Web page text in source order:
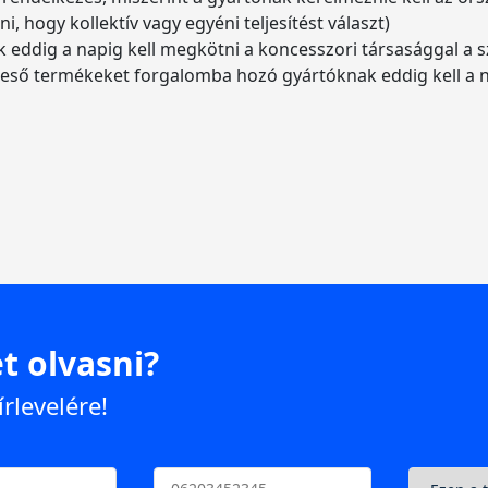
hogy kollektív vagy egyéni teljesítést választ)
a napig kell megkötni a koncesszori társasággal a
termékeket forgalomba hozó gyártóknak eddig kell a
olvasni?